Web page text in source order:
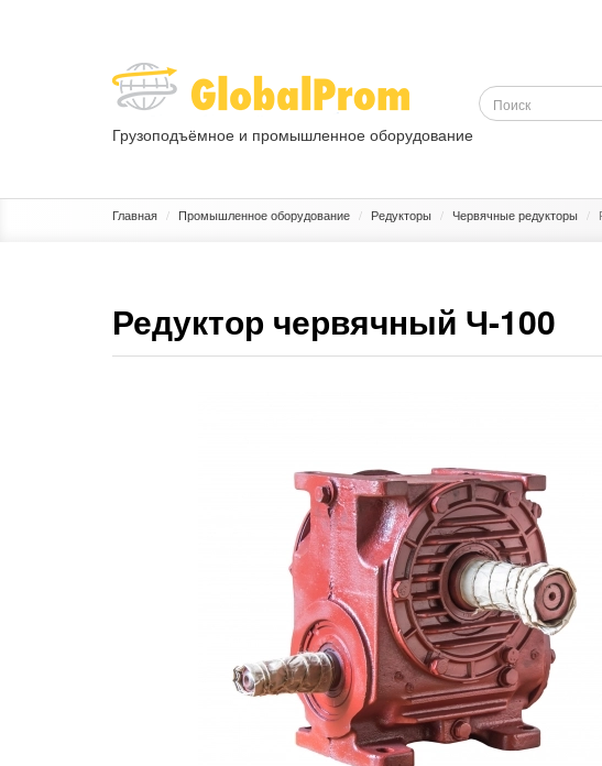
Грузоподъёмное и промышленное оборудование
Главная Промышленное оборудование Редукторы Червячные редукторы
Редуктор червячный Ч-100